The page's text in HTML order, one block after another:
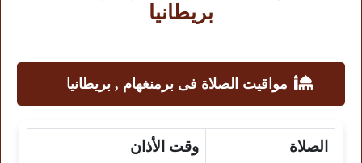
بريطانيا
مواقيت الصلاة فى برمنغهام , بريطانيا
الصلاة وقت الأذان